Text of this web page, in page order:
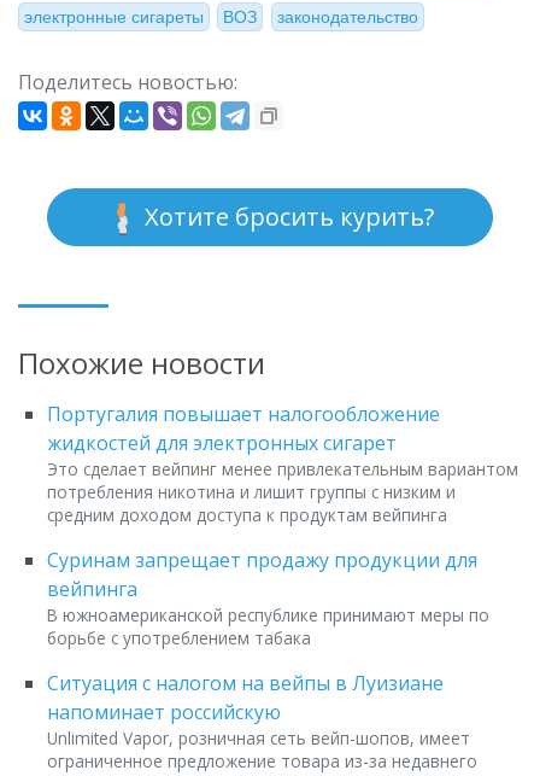
электронные сигареты ВОЗ законодательство
Поделитесь новостью:
Хотите бросить курить?
Похожие новости
Португалия повышает налогообложение
жидкостей для электронных сигарет
Это сделает вейпинг менее привлекательным вариантом
потребления никотина и лишит группы с низким и
средним доходом доступа к продуктам вейпинга
Суринам запрещает продажу продукции для
вейпинга
В южноамериканской республике принимают меры по
борьбе с употреблением табака
Ситуация с налогом на вейпы в Луизиане
напоминает российскую
Unlimited Vapor, розничная сеть вейп-шопов, имеет
ограниченное предложение товара из-за недавнего